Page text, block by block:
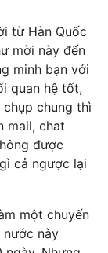
từ Hàn Quốc
mời này đến
minh bạn với
quan hệ tốt,
chung thì
mail, chat
được
cả ngược lại
một chuyến
nước này